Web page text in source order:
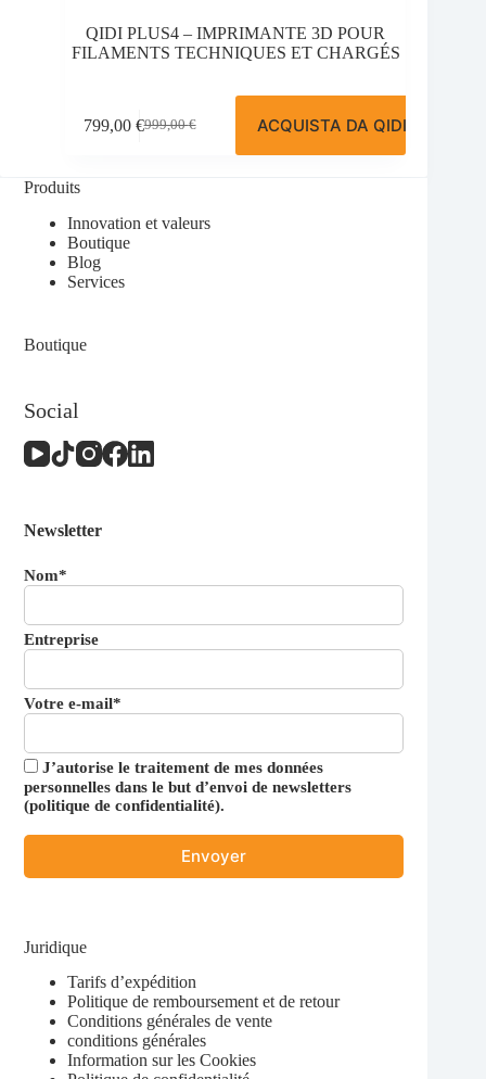
QIDI PLUS4 – IMPRIMANTE 3D POUR
FILAMENTS TECHNIQUES ET CHARGÉS
999,00€
Le
799,00 €Le
ACQUISTA DA QIDI
Produits
Innovation et valeurs
Boutique
Blog
Services
Boutique
Social
Newsletter
Nom*
Entreprise
Votre e-mail*
J’autorise le traitement de mes données
personnelles dans le but d’envoi de newsletters
(politique de confidentialité).
Juridique
Tarifs d’expédition
Politique de remboursement et de retour
Conditions générales de vente
conditions générales
Information sur les Cookies